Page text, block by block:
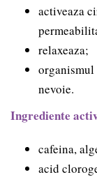
activeaza
relaxeaza;
organismul
nevoie.
Ingrediente
cafeina,
acid